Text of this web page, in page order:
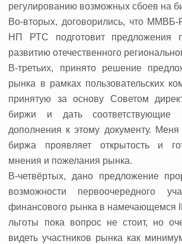
регулированию возможных сбоев на
Во-вторых, договорились, что
НП РТС подготовит предложения
развитию отечественного
В-третьих, принято решение
рынка в рамках пользовательских
принятую за основу Советом
биржи и дать соответствующие
дополнения к этому документу.
биржа проявляет открытость и
мнения и пожелания рынка.
В-четвёртых, дано предложение
возможности первоочередного
финансового рынка в намечающемся
льготы пока вопрос не стоит, но
видеть участников рынка как